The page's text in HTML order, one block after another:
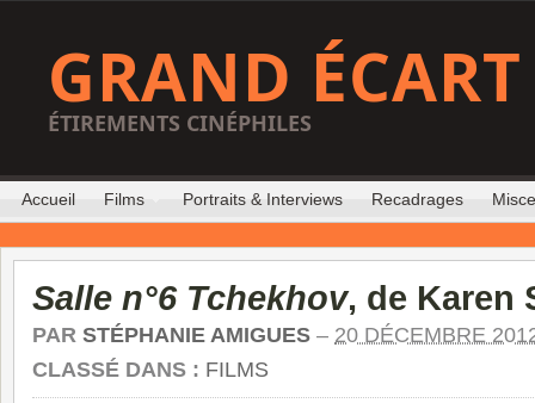
GRAND ÉCART
ÉTIREMENTS CINÉPHILES
Accueil Films Portraits & Interviews Recadrages
Salle n°6 Tchekhov, de Karen
PAR STÉPHANIE AMIGUES – 20 DÉCEMBRE
CLASSÉ DANS : FILMS